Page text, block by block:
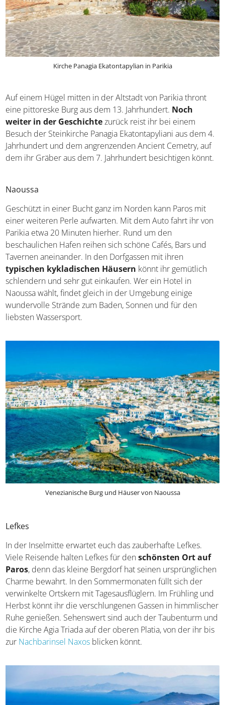
Kirche Panagia Ekatontapylian in Parikia
Auf einem Hügel mitten in der Altstadt von Parikia thront
eine pittoreske Burg aus dem 13. Jahrhundert. Noch
weiter in der Geschichtezurück reist ihr bei einem
Besuch der Steinkirche Panagia Ekatontapyliani aus dem
4. Jahrhundert und dem angrenzenden Ancient Cemetry,
auf dem ihr Gräber aus dem 7. Jahrhundert besichtigen
Naoussa
Geschützt in einer Bucht ganz im Norden kann Paros mit
einer weiteren Perle aufwarten. Mit dem Auto fahrt ihr
von Parikia etwa 20 Minuten hierher. Rund um den
beschaulichen Hafen reihen sich schöne Cafés, Bars und
Tavernen aneinander. In den Dorfgassen mit ihren
typischen kykladischen Häusernkönnt ihr gemütlich
schlendern und sehr gut einkaufen. Wer ein Hotel in
Naoussa wählt, findet gleich in der Umgebung einige
wundervolle Strände zum Baden, Sonnen und für den
In der Inselmitte erwartet euch das zauberhafte Lefkes.
Viele Reisende halten Lefkes für denschönsten Ort auf
Paros, denn das kleine Bergdorf hat seinen
ursprünglichen Charme bewahrt. In den
Sommermonaten füllt sich der verwinkelte Ortskern mit
Tagesausflüglern. Im Frühling und Herbst könnt ihr die
verschlungenen Gassen in himmlischer Ruhe genießen.
Sehenswert sind auch der Taubenturm und die Kirche
Nachbarinsel Naxosblicken könnt.